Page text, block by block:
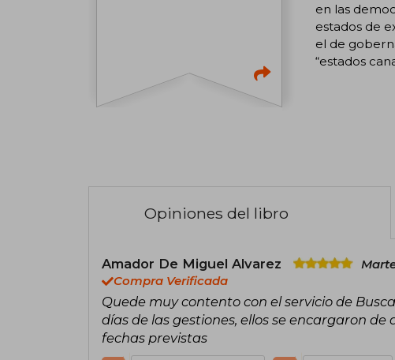
en las
estados de
el de
“estados
Opiniones del libro
Amador De Miguel Alvarez
Compra Verificada
Quede muy contento con el servicio de
días de las gestiones, ellos se encargaron
fechas previstas